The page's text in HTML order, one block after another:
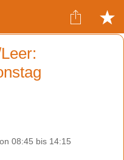
08:45 bis 14:15